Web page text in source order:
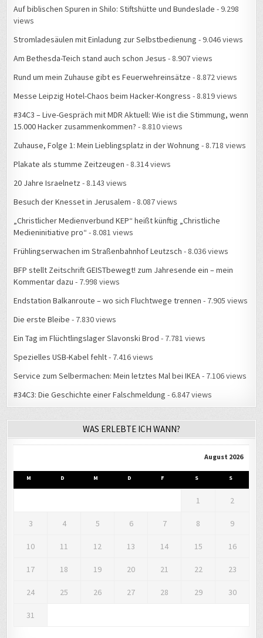
Auf biblischen Spuren in Shilo: Stiftshütte und Bundeslade - 9.298
views
Stromladesäulen mit Einladung zur Selbstbedienung - 9.046 views
Am Bethesda-Teich stand auch schon Jesus - 8.907 views
Rund um mein Zuhause gibt es Feuerwehreinsätze - 8.872 views
Messe Leipzig Hotel-Chaos beim Hacker-Kongress - 8.819 views
#34C3 – Live-Gespräch mit MDR Aktuell: Wie ist die Stimmung, wenn
15.000 Hacker zusammenkommen? - 8.810 views
Zuhause, Folge 1: Mein Lieblingsplatz in der Wohnung - 8.718 views
Plakate als stumme Zeitzeugen - 8.314 views
20 Jahre Israelnetz - 8.143 views
Besuch der Knesset in Jerusalem - 8.087 views
„Christlicher Medienverbund KEP“ heißt künftig „Christliche
Medieninitiative pro“ - 8.081 views
Frühlingserwachen im Straßenbahnhof Leutzsch - 8.036 views
BFP stellt Zeitschrift GEISTbewegt! zum Jahresende ein – mein
Kommentar dazu - 7.998 views
Endstation Balkanroute – wo sich Fluchtwege trennen - 7.905 views
Die erste Bleibe - 7.830 views
Ein Tag im Flüchtlingslager Slavonski Brod - 7.781 views
Spezielles USB-Kabel fehlt- 7.416 views
Service zum Selbermachen: Mein letztes Mal bei IKEA- 7.106 views
#34C3: Die Geschichte einer Falschmeldung - 6.847 views
WAS ERLEBTE ICH WANN?
August 2026
M D M D F S S
1 2
3 4 5 6 7 8 9
10 11 12 13 14 15 16
17 18 19 20 21 22 23
24 25 26 27 28 29 30
31